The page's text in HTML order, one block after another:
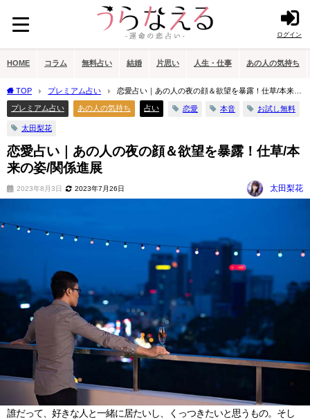
ログイン
HOME コラム 無料占い 結婚 片思い 人生・仕事 あの人の気持ち
TOP プレミアム占い
恋愛占い｜あの人の夜の顔＆欲望を暴露！仕草/本来の
姿/関係進展
プレミアム占い あの人の気持ち 占い 恋愛 本音 お試し無料
太田梨花
恋愛占い｜あの人の夜の顔＆欲望を暴露！仕草/本
来の姿/関係進展
2023年8月3日 2023年7月26日 太田梨花
誰だって、好きな人と一緒に居たいし、くっつきたいと思うもの。そし